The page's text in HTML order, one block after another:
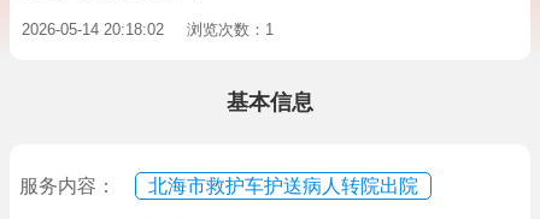
2026-05-14 20:18:02 浏览次数：1
基本信息
服务内容： 北海市救护车护送病人转院出院